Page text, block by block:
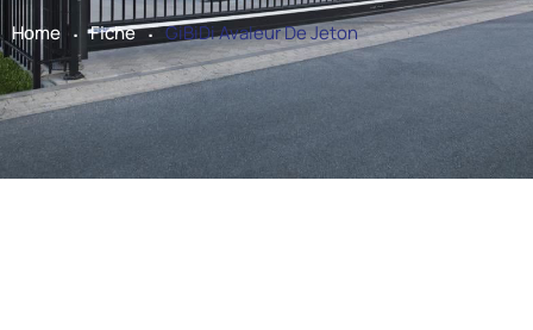
Home . Fiche . GiBiDi Avaleur De Jeton